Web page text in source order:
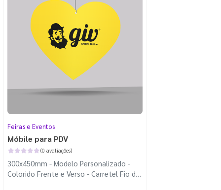
Feiras e Eventos
Móbile para PDV
(0 avaliações)
300x450mm - Modelo Personalizado -
Colorido Frente e Verso - Carretel Fio de